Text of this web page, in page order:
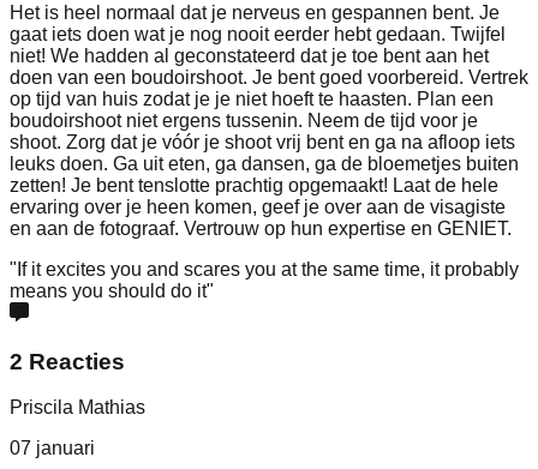
Het is heel normaal dat je nerveus en gespannen bent. Je
gaat iets doen wat je nog nooit eerder hebt gedaan. Twijfel
niet! We hadden al geconstateerd dat je toe bent aan het
doen van een boudoirshoot. Je bent goed voorbereid. Vertrek
op tijd van huis zodat je je niet hoeft te haasten. Plan een
boudoirshoot niet ergens tussenin. Neem de tijd voor je
shoot. Zorg dat je vóór je shoot vrij bent en ga na afloop iets
leuks doen. Ga uit eten, ga dansen, ga de bloemetjes buiten
zetten! Je bent tenslotte prachtig opgemaakt! Laat de hele
ervaring over je heen komen, geef je over aan de visagiste
en aan de fotograaf. Vertrouw op hun expertise en GENIET.
"If it excites you and scares you at the same time, it probably
means you should do it"
2 Reacties
Priscila Mathias
07 januari